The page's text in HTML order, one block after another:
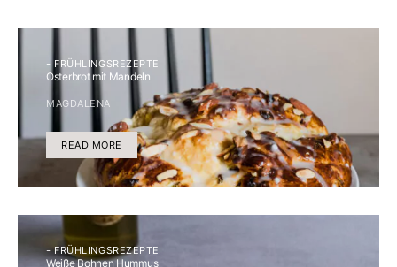
- FRÜHLINGSREZEPTE
Osterbrot mit Mandeln
MAGDALENA
READ MORE
- FRÜHLINGSREZEPTE
Weiße Bohnen Hummus